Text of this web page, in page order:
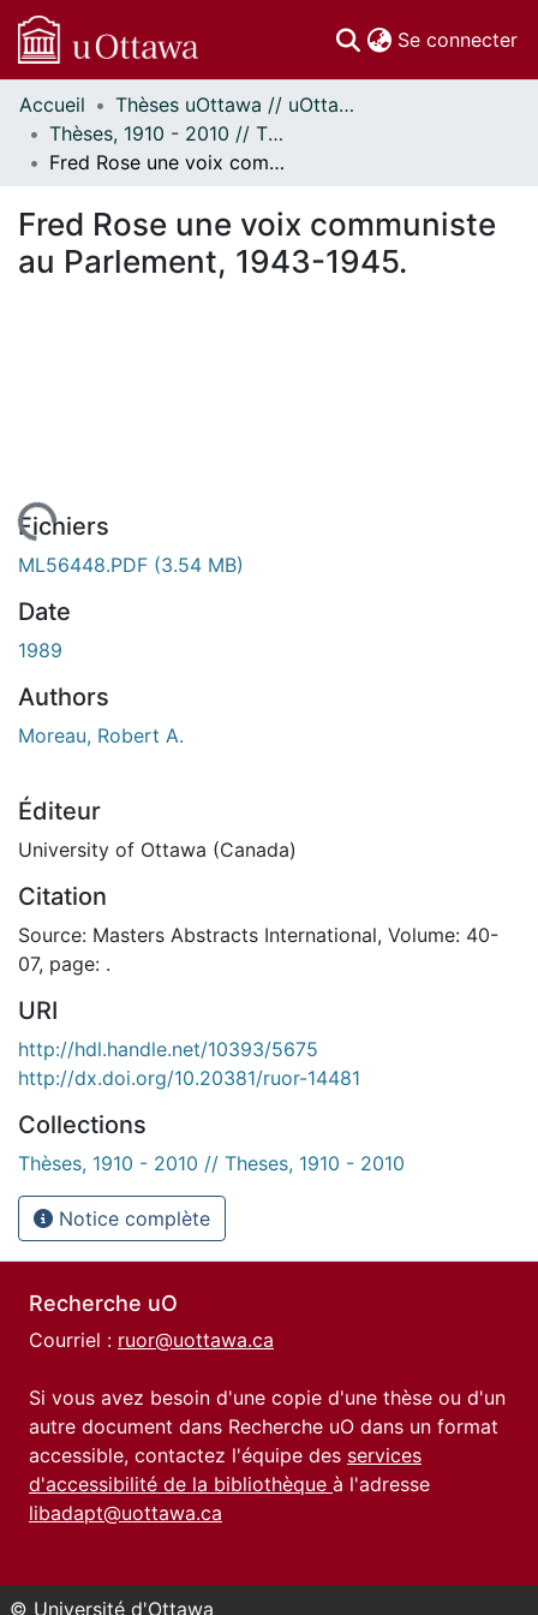
Se connecter
Communautés
et collections
Parcourir
À propos
Accueil
Thèses uOttawa // uOttawa Theses
Thèses, 1910 - 2010 // Theses, 1910 - 2010
Fred Rose une voix communiste au Parlement, 1943-1945.
Fred Rose une voix communiste
au Parlement, 1943-1945.
En cours de chargement...
Fichiers
ML56448.PDF (3.54 MB)
Date
1989
Authors
Moreau, Robert A.
Éditeur
University of Ottawa (Canada)
Citation
Source: Masters Abstracts International, Volume: 40-
07, page: .
URI
http://hdl.handle.net/10393/5675
http://dx.doi.org/10.20381/ruor-14481
Collections
Thèses, 1910 - 2010 // Theses, 1910 - 2010
Notice complète
Recherche uO
Courriel : ruor@uottawa.ca
Si vous avez besoin d'une copie d'une thèse ou d'un
autre document dans Recherche uO dans un format
accessible, contactez l'équipe des services
d'accessibilité de la bibliothèque à l'adresse
libadapt@uottawa.ca
© Université d'Ottawa